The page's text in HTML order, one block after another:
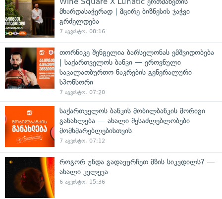
მხარდასაჭერად | მცირე ბიზნესის ჯაჭვი
გრძელდება
7 აგვისტო, 08:16
თორნიკე შენგელია ბარსელონას ემშვიდობება
| საქართველოს ბანკი — ეროვნული
საკალათბურთო ნაკრების გენერალური
სპონსორი
7 აგვისტო, 07:20
საქართველოს ბანკის მობილბანკის მორიგი
განახლება — ახალი შესაძლებლობები
მომხმარებლებისთვის
7 აგვისტო, 07:12
როგორ უნდა გადავურჩეთ მზის სიკვდილს? —
ახალი კვლევა
6 აგვისტო, 15:36